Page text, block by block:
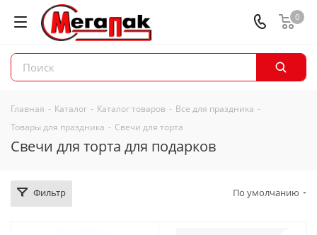
0
Главная - Каталог - Каталог товаров - Все для праздника -
Товары для праздника - Свечи для торта
Свечи для торта для подарков
Фильтр По умолчанию